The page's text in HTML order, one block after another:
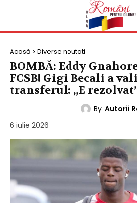
Acasă Diverse noutati
BOMBĂ: Eddy
FCSB! Gigi Becali a
transferul: „E
By Autorii
6 iulie 2026